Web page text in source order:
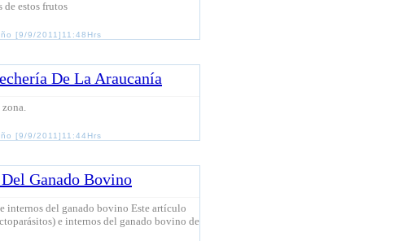
de estos frutos
[9/9/2011]11:48Hrs
De La Araucanía
[9/9/2011]11:44Hrs
Ganado Bovino
internos del ganado bovino Este artículo
e internos del ganado bovino de